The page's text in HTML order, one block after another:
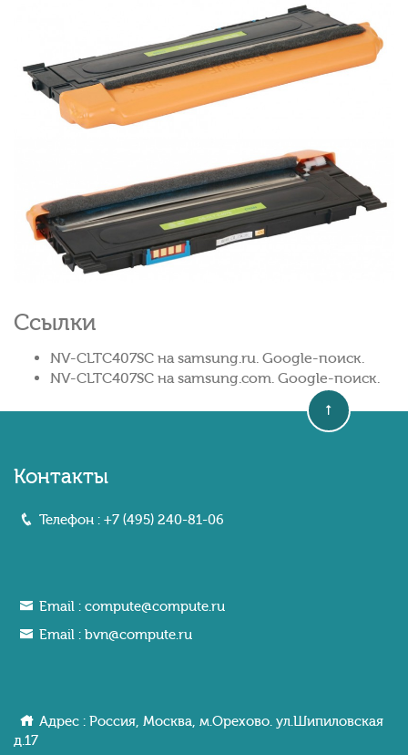
Ссылки
NV-CLTC407SC на samsung.ru. Google-поиск.
NV-CLTC407SC на samsung.com. Google-поиск.
Контакты
Телефон : +7 (495) 240-81-06
Email : compute@compute.ru
Email : bvn@compute.ru
Адрес : Россия, Москва, м.Орехово. ул.Шипиловcкaя
д.17